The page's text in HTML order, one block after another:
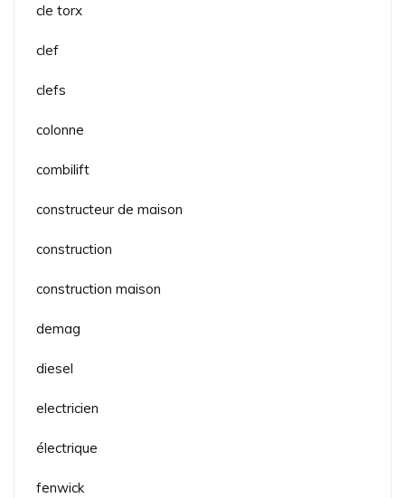
cle torx
clef
clefs
colonne
combilift
constructeur de maison
construction
construction maison
demag
diesel
electricien
électrique
fenwick